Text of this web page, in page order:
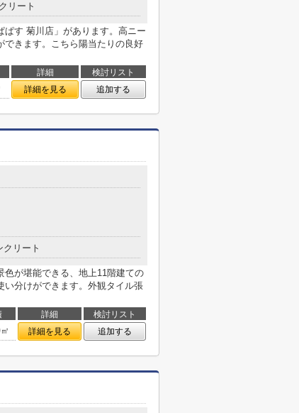
リート
す 菊川店」があります。高ニー
できます。こちら陽当たりの良好
詳細
検討リスト
詳細を見る 追加する
クリート
が堪能できる、地上11階建ての
い分けができます。外観タイル張
詳細
検討リスト
詳細を見る 追加する